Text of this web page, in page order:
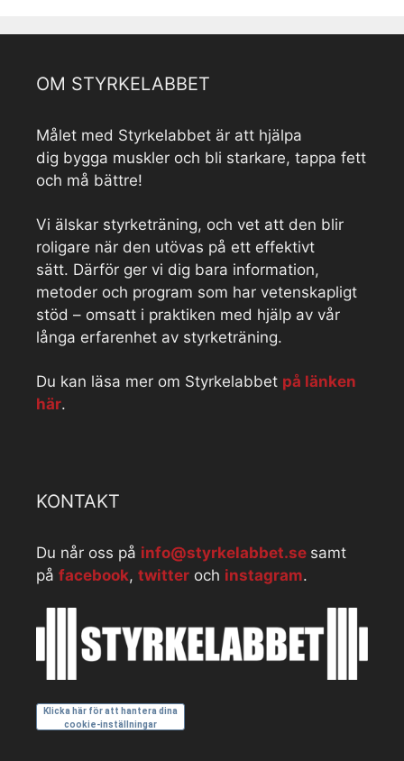
OM STYRKELABBET
Målet med Styrkelabbet är att hjälpa
dig bygga muskler och bli starkare, tappa fett
och må bättre!
Vi älskar styrketräning, och vet att den blir
roligare när den utövas på ett effektivt
sätt. Därför ger vi dig bara information,
metoder och program som har vetenskapligt
stöd – omsatt i praktiken med hjälp av vår
långa erfarenhet av styrketräning.
Du kan läsa mer om Styrkelabbet på länken
här.
KONTAKT
Du når oss på info@styrkelabbet.se samt
på facebook, twitter och instagram.
Klicka här för att hantera dina
cookie-inställningar